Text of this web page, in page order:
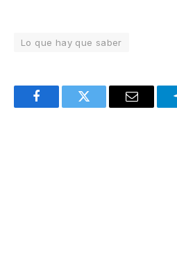
Lo que hay que saber
FacebookTwitter Email